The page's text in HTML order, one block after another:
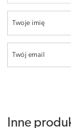
Twoje imię
Twój email
Inne